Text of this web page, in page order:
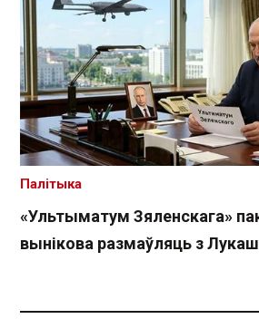
«Ультыматум Зяленскага»
вынікова размаўляць з
Палітыка